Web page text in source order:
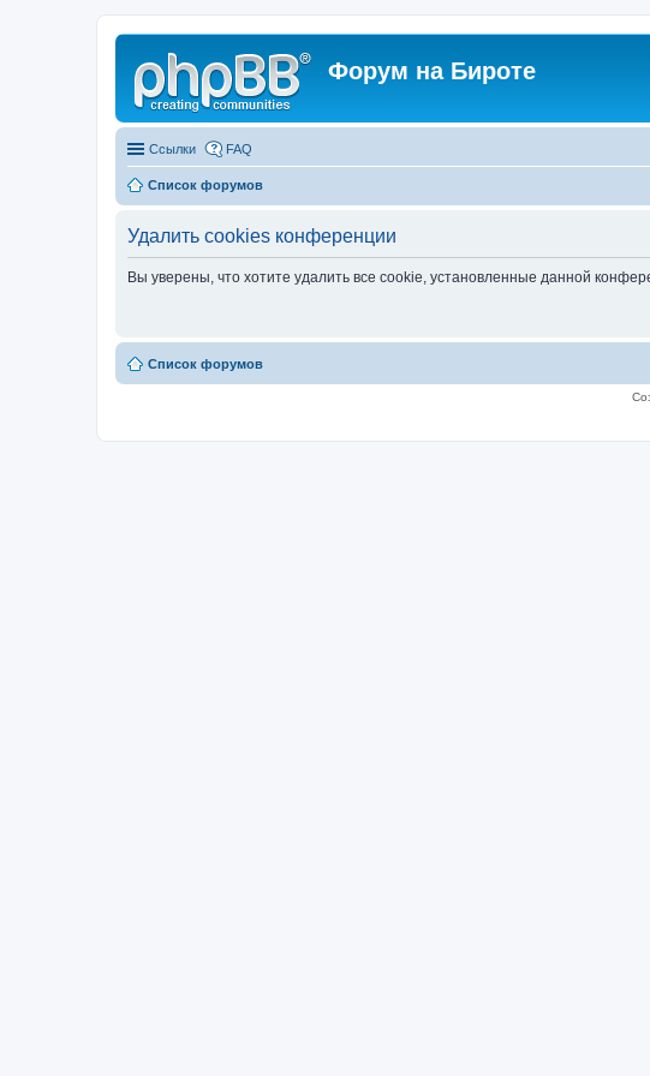
Форум на Бироте
Ссылки FAQ
Список форумов
Удалить cookies конференции
Вы уверены, что хотите удалить все cookie, установленные данной
Список форумов